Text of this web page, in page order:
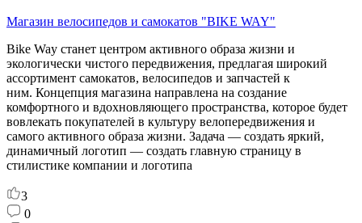
Магазин велосипедов и самокатов "BIKE WAY"
Bike Way станет центром активного образа жизни и
экологически чистого передвижения, предлагая широкий
ассортимент самокатов, велосипедов и запчастей к
ним. Концепция магазина направлена на создание
комфортного и вдохновляющего пространства, которое будет
вовлекать покупателей в культуру велопередвижения и
самого активного образа жизни. Задача — создать яркий,
динамичный логотип — создать главную страницу в
стилистике компании и логотипа
3
0